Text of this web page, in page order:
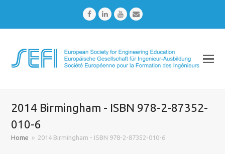
FacebookLinkedInYoutubeEmail
2014 Birmingham - ISBN 978-2-87352-
010-6
Home » 2014 Birmingham - ISBN 978-2-87352-010-6